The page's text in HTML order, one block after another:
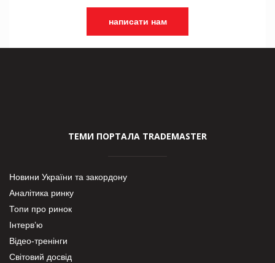
написати нам
ТЕМИ ПОРТАЛА TRADEMASTER
Новини України та закордону
Аналітика ринку
Топи про ринок
Інтерв’ю
Відео-тренінги
Світовий досвід